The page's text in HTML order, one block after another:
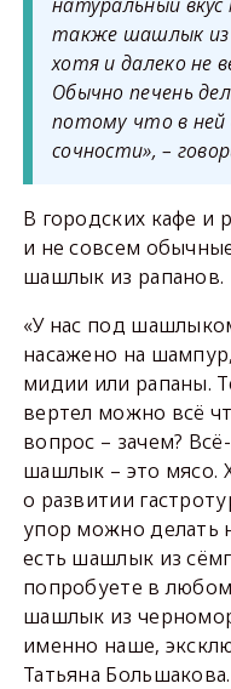
также шашлык из
хотя и далеко не
Обычно печень
потому что в
сочности», –
В городских кафе и
и не совсем
шашлык из рапанов.
«У нас под
насажено на
мидии или рапаны.
вертел можно всё
вопрос – зачем?
шашлык – это мясо.
о развитии
упор можно делать
есть шашлык из
попробуете в
шашлык из
именно наше,
Татьяна Большакова.